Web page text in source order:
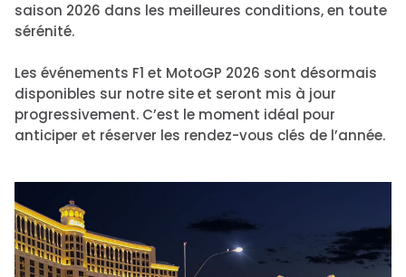
saison 2026 dans les meilleures conditions, en toute
sérénité.
Les événements F1 et MotoGP 2026 sont désormais
disponibles sur notre site et seront mis à jour
progressivement. C’est le moment idéal pour
anticiper et réserver les rendez-vous clés de l’année.